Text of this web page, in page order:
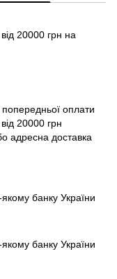
20000 грн на
попередньої оплати
20000 грн
адресна доставка
банку України
банку України